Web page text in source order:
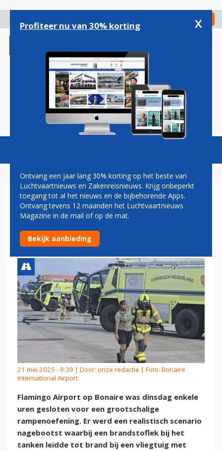
gaan
Check in
Magazine Podcasts Vacatures
LUCHTHAVEN BONAIRE
ENKELE UREN DICHT WEGENS
GROTE RAMPENOEFENING
21 mei 2025 - 9:39 | Door: onze redactie | Foto: Bonaire
International Airport
Flamingo Airport op Bonaire was dinsdag enkele
uren gesloten voor een grootschalige
rampenoefening. Er werd een realistisch scenario
nagebootst waarbij een brandstoflek bij het
tanken leidde tot brand bij een vliegtuig met
Profiteer nu van 30% korting x
Ontvang een jaar lang 30% korting op het beste van
Luchtvaartnieuws en Zakenreisnieuws. Krijg onbeperkt
toegang tot al het nieuws en de bijbehorende Apps.
Ontvang tevens 12 maanden het Luchtvaartnieuws
Magazine in de mail of op de mat.
Bekijk aanbieding